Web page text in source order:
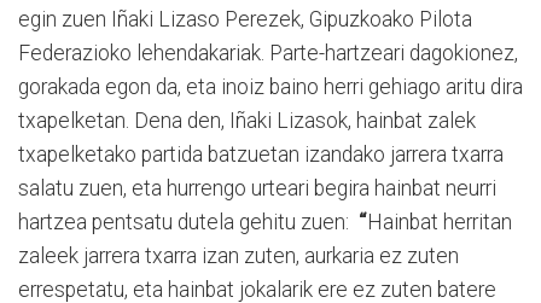
egin zuen Iñaki Lizaso Perezek, Gipuzkoako Pilota
Federazioko lehendakariak. Parte-hartzeari dagokionez,
gorakada egon da, eta inoiz baino herri gehiago aritu dira
txapelketan. Dena den, Iñaki Lizasok, hainbat zalek
txapelketako partida batzuetan izandako jarrera txarra
salatu zuen, eta hurrengo urteari begira hainbat neurri
hartzea pentsatu dutela gehitu zuen: “Hainbat herritan
zaleek jarrera txarra izan zuten, aurkaria ez zuten
errespetatu, eta hainbat jokalarik ere ez zuten batere